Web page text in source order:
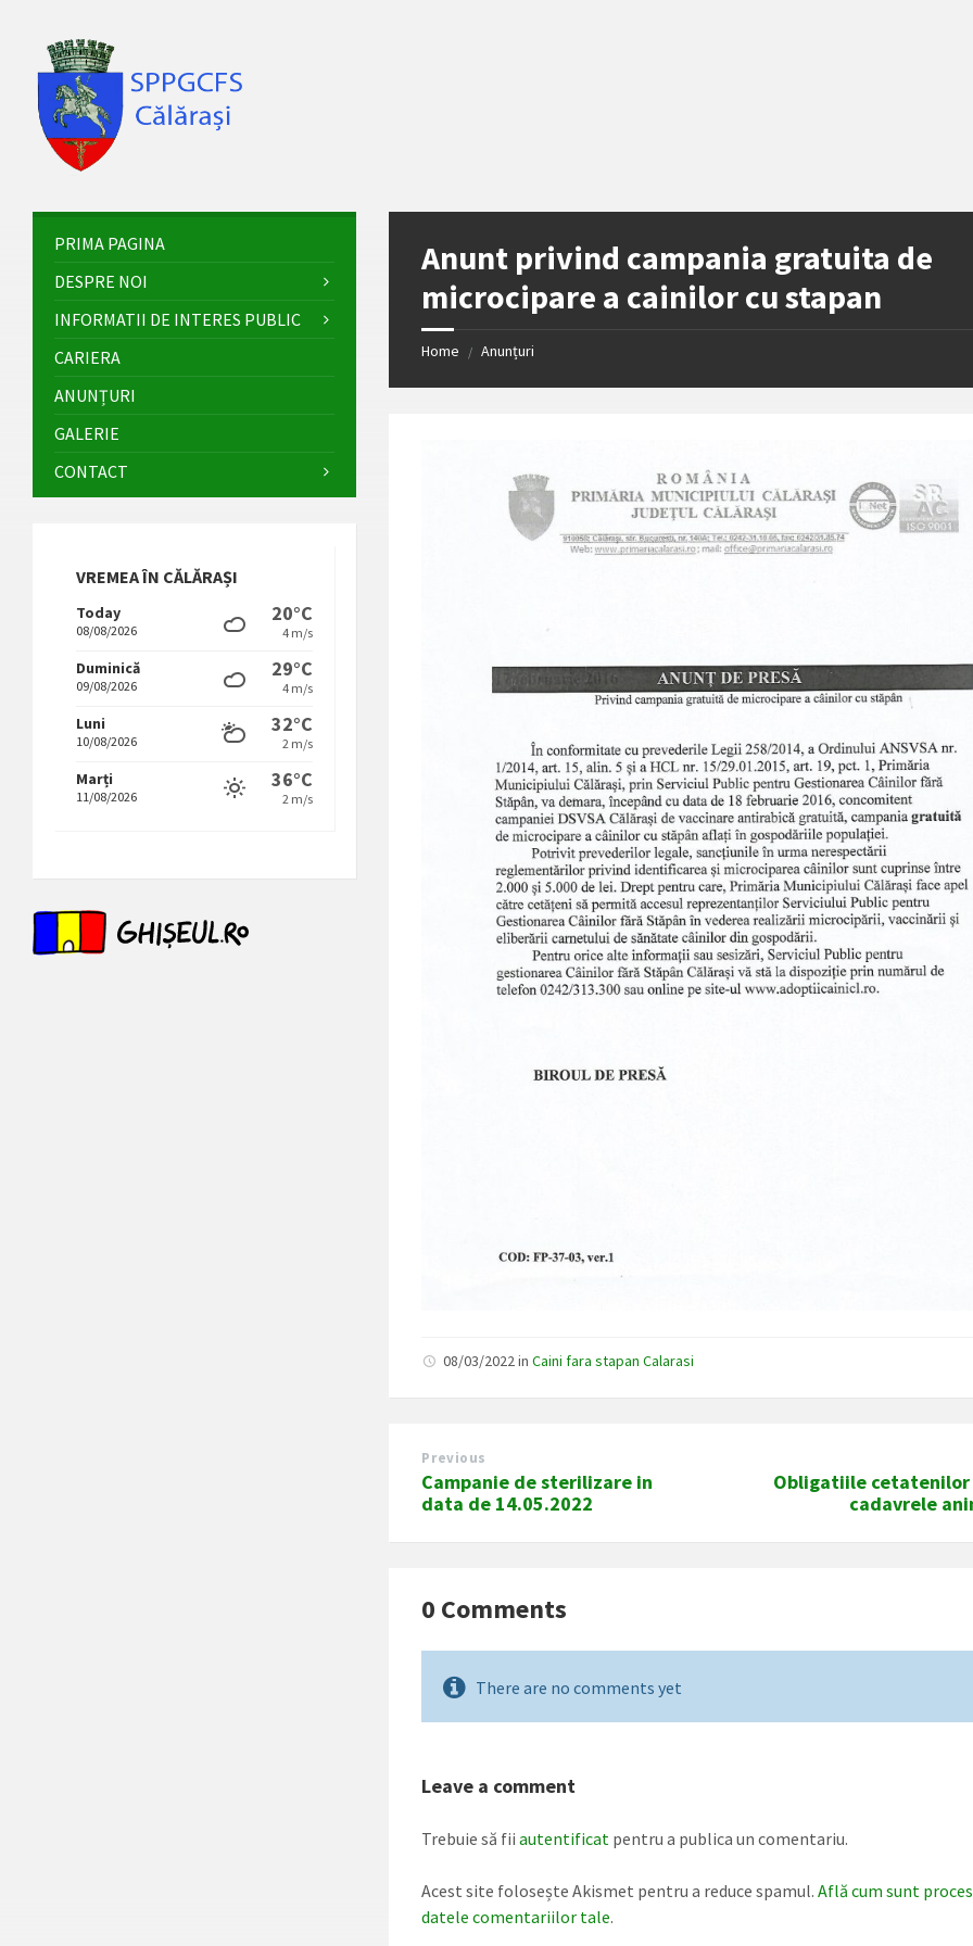
content
sidebar
sidebar
footer
Anunt privind campania gratuita de
microcipare a cainilor cu stapan
Home / Anunțuri
08/03/2022inCaini fara stapan Calarasi
Previous
Campanie de sterilizare in
data de 14.05.2022
Obligatiile
cadavrele
0 Comments
There are no comments yet
Leave a comment
Trebuie să fiiautentificat pentru a publica un comentariu.
Acest site folosește Akismet pentru a reduce spamul.Află cum sunt
datele comentariilor tale.
PRIMA PAGINA
DESPRE NOI
INFORMATII DE INTERES PUBLIC
CARIERA
ANUNȚURI
GALERIE
CONTACT
VREMEA ÎN CĂLĂRAȘI
Today
08/08/2026
20°C
4 m/s
Duminică
09/08/2026
29°C
4 m/s
Luni
10/08/2026
32°C
2 m/s
Marți
11/08/2026
36°C
2 m/s